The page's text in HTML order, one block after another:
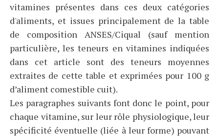
vitamines présentes dans ces deux catégories
d'aliments, et issues principalement de la table
de composition ANSES/Ciqual (sauf mention
particulière, les teneurs en vitamines indiquées
dans cet article sont des teneurs moyennes
extraites de cette table et exprimées pour 100 g
d’aliment comestible cuit).
Les paragraphes suivants font donc le point, pour
chaque vitamine, sur leur rôle physiologique, leur
spécificité éventuelle (liée à leur forme) pouvant